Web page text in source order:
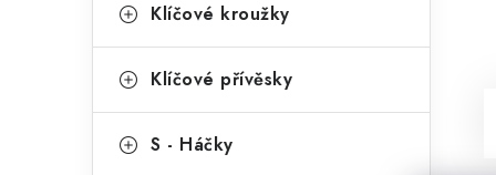
Klíčové kroužky
Klíčové přívěsky
S - Háčky